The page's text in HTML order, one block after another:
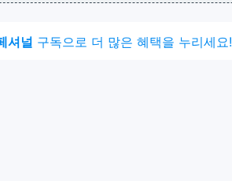
셔널 구독으로 더 많은 혜택을 누리세요!